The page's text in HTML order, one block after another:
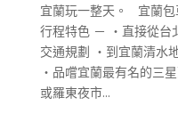
宜蘭玩一整天。 宜蘭包
行程特色 － ・直接從台
交通規劃 ・到宜蘭清水
・品嚐宜蘭最有名的三
或羅東夜市...